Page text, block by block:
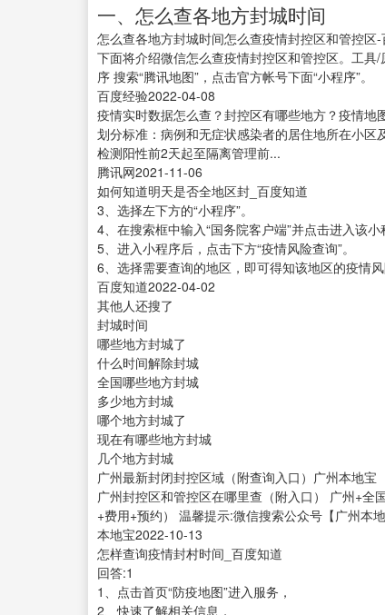
一、怎么查各地方封城时间
怎么查各地方封城时间怎么查疫情封控区和管控区
下面将介绍微信怎么查疫情封控区和管控区。工
序 搜索“腾讯地图”，点击官方帐号下面“小程序”。
百度经验2022-04-08
疫情实时数据怎么查？封控区有哪些地方？疫情地
划分标准：病例和无症状感染者的居住地所在小
检测阳性前2天起至隔离管理前...
腾讯网2021-11-06
如何知道明天是否全地区封_百度知道
3、选择左下方的“小程序”。
4、在搜索框中输入“国务院客户端”并点击进入该小
5、进入小程序后，点击下方“疫情风险查询”。
6、选择需要查询的地区，即可得知该地区的疫情风
百度知道2022-04-02
其他人还搜了
封城时间
哪些地方封城了
什么时间解除封城
全国哪些地方封城
多少地方封城
哪个地方封城了
现在有哪些地方封城
几个地方封城
广州最新封闭封控区域（附查询入口）广州本地宝
广州封控区和管控区在哪里查（附入口） 广州+全
+费用+预约） 温馨提示:微信搜索公众号【广州本
本地宝2022-10-13
怎样查询疫情封村时间_百度知道
回答:1
1、点击首页“防疫地图”进入服务，
2、快速了解相关信息，